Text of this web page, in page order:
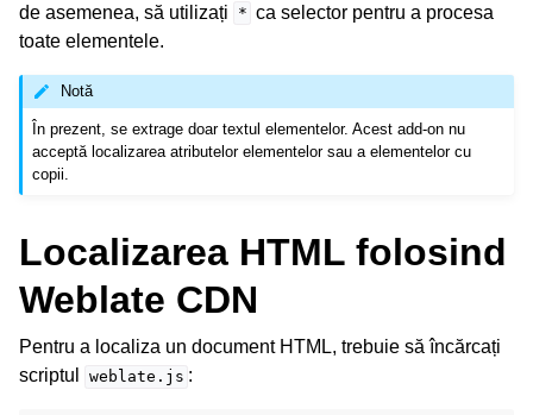
de asemenea, să utilizați
* ca selector pentru a procesa
toate elementele.
Notă
În prezent, se extrage doar textul elementelor. Acest add-on nu
acceptă localizarea atributelor elementelor sau a elementelor cu
copii.
Localizarea HTML folosind
Weblate CDN
Pentru a localiza un document HTML, trebuie să încărcați
scriptul
weblate.js :